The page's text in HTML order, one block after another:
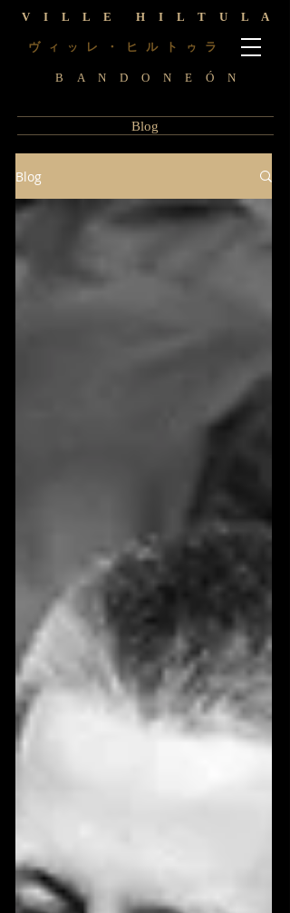
ヴ ィ ッ レ ・ ヒ ル ト ゥ ラ
V I L L E H I L T U L A
B A N D O N E Ó N
Blog
Blog